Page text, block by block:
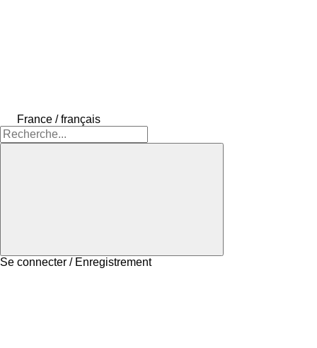
France / français
Se connecter / Enregistrement